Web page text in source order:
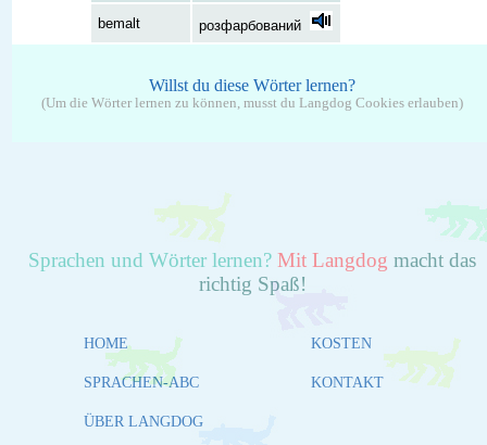
bemalt розфарбований
Willst du diese Wörter lernen?
(Um die Wörter lernen zu können, musst du Langdog Cookies erlauben)
Sprachen und Wörter lernen? Mit Langdog macht das
richtig Spaß!
HOME
SPRACHEN-ABC
ÜBER LANGDOG
KOSTEN
KONTAKT